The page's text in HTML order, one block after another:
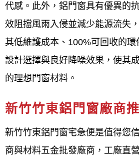
鋁門窗工程宅急便 對於鋁門窗產
格，對於鋁門窗施工前的溝通及
堅持做到101%，超越完美，也
將最合理平實的價格提供給所有
戶創造最舒適的居家及辦公空間
給
鋁門窗工程宅急 便讓您最放心
鋁門窗工程宅急便專業於各式門
年來除了長期配合設計師，擁有
代感。此外，鋁門窗具有優異的
效阻擋風雨入侵並減少能源流失
其低維護成本、100%可回收的
設計選擇與良好降噪效果，使其
的理想門窗材料。
新竹竹東鋁門窗廠商
新竹竹東鋁門窗宅急便是值得您
商與材料五金批發廠商，工廠直